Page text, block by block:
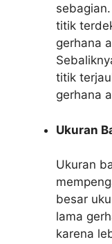
titik
gerhana
titik
gerhana
Ukuran
Ukuran
besar
lama
karena